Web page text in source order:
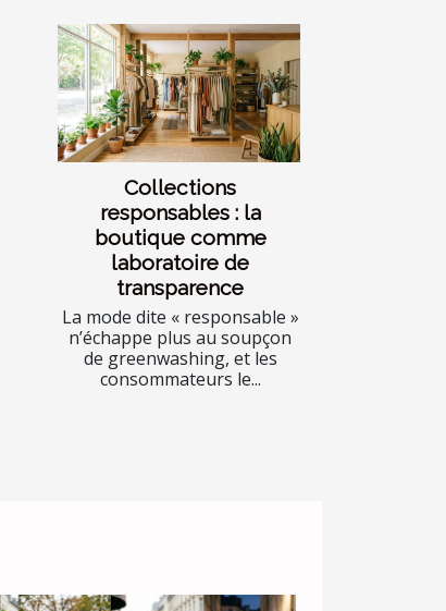
Collections
responsables : la
boutique comme
laboratoire de
transparence
La mode dite « responsable »
n’échappe plus au soupçon
de greenwashing, et les
consommateurs le...